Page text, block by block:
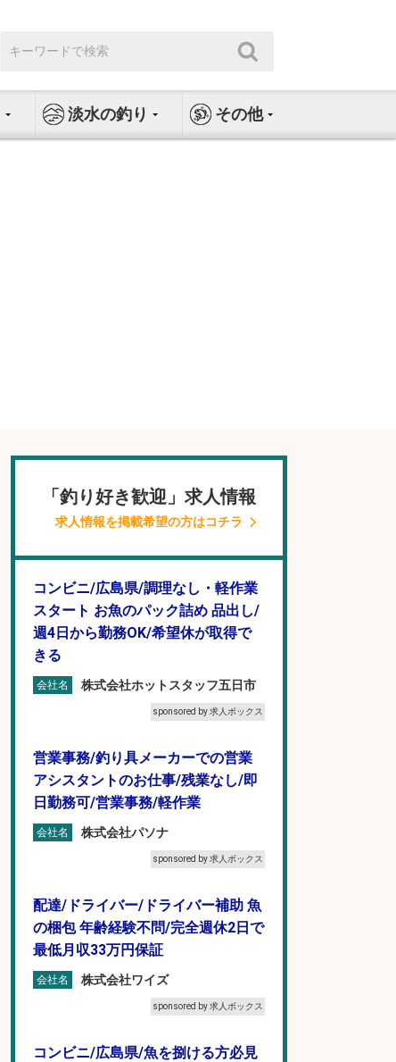
索:
淡水の釣り その他
「釣り好き歓迎」求人情報
求人情報を掲載希望の方はコチラ
コンビニ/広島県/調理なし・軽作業
スタート お魚のパック詰め 品出し/
週4日から勤務OK/希望休が取得で
きる
会社名 株式会社ホットスタッフ五日市
sponsored by 求人ボックス
営業事務/釣り具メーカーでの営業
アシスタントのお仕事/残業なし/即
日勤務可/営業事務/軽作業
会社名 株式会社パソナ
sponsored by 求人ボックス
配達/ドライバー/ドライバー補助 魚
の梱包 年齢経験不問/完全週休2日で
最低月収33万円保証
会社名 株式会社ワイズ
sponsored by 求人ボックス
コンビニ/広島県/魚を捌ける方必見